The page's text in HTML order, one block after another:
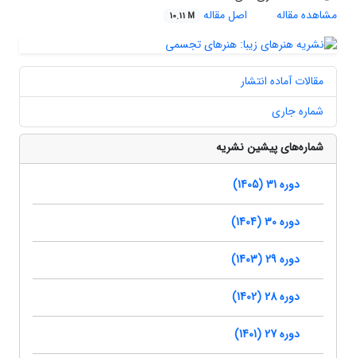
مشاهده مقاله
اصل مقاله 10.11 M
مقالات آماده انتشار
شماره جاری
شماره‌های پیشین نشریه
دوره 31 (1405)
دوره 30 (1404)
دوره 29 (1403)
دوره 28 (1402)
دوره 27 (1401)